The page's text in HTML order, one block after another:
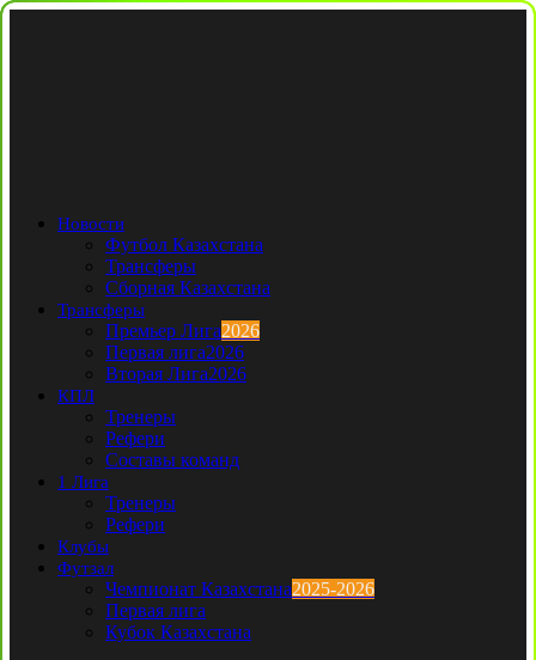
Новости
Футбол Казахстана
Трансферы
Сборная Казахстана
Трансферы
Премьер Лига2026
Первая лига2026
Вторая Лига2026
КПЛ
Тренеры
Рефери
Составы команд
1 Лига
Тренеры
Рефери
Клубы
Футзал
Чемпионат Казахстана2025-2026
Первая лига
Кубок Казахстана